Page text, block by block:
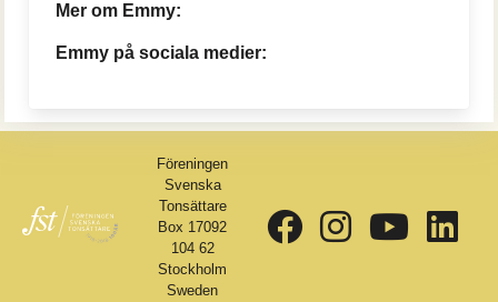
Mer om Emmy:
Emmy på sociala medier:
Föreningen
Svenska
Tonsättare
Box 17092
104 62
Stockholm
Sweden